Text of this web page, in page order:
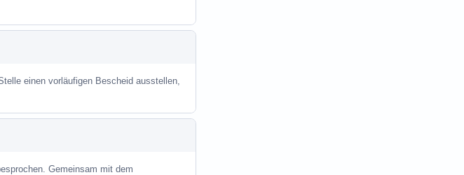
einen vorläufigen Bescheid ausstellen,
Gemeinsam mit dem